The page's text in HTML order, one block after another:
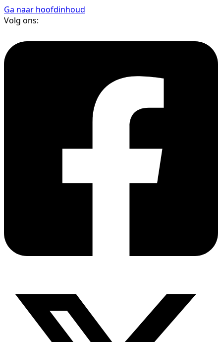
Ga naar hoofdinhoud
Volg ons: